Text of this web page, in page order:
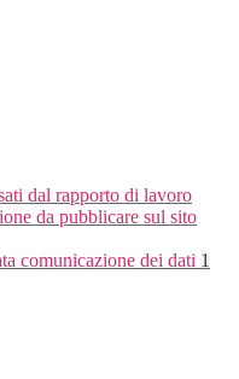
dal rapporto di lavoro
da pubblicare sul sito
comunicazione dei dati 1